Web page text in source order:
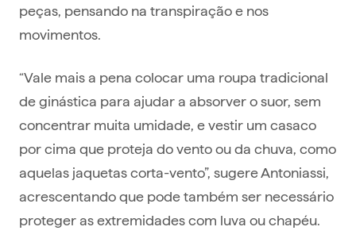
peças, pensando na transpiração e nos
movimentos.
“Vale mais a pena colocar uma roupa tradicional
de ginástica para ajudar a absorver o suor, sem
concentrar muita umidade, e vestir um casaco
por cima que proteja do vento ou da chuva, como
aquelas jaquetas corta-vento”, sugere Antoniassi,
acrescentando que pode também ser necessário
proteger as extremidades com luva ou chapéu.